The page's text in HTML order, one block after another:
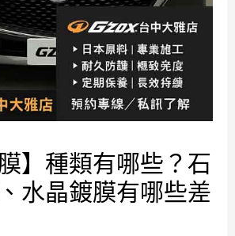
】種類有哪些？石
水晶鍍膜有哪些差